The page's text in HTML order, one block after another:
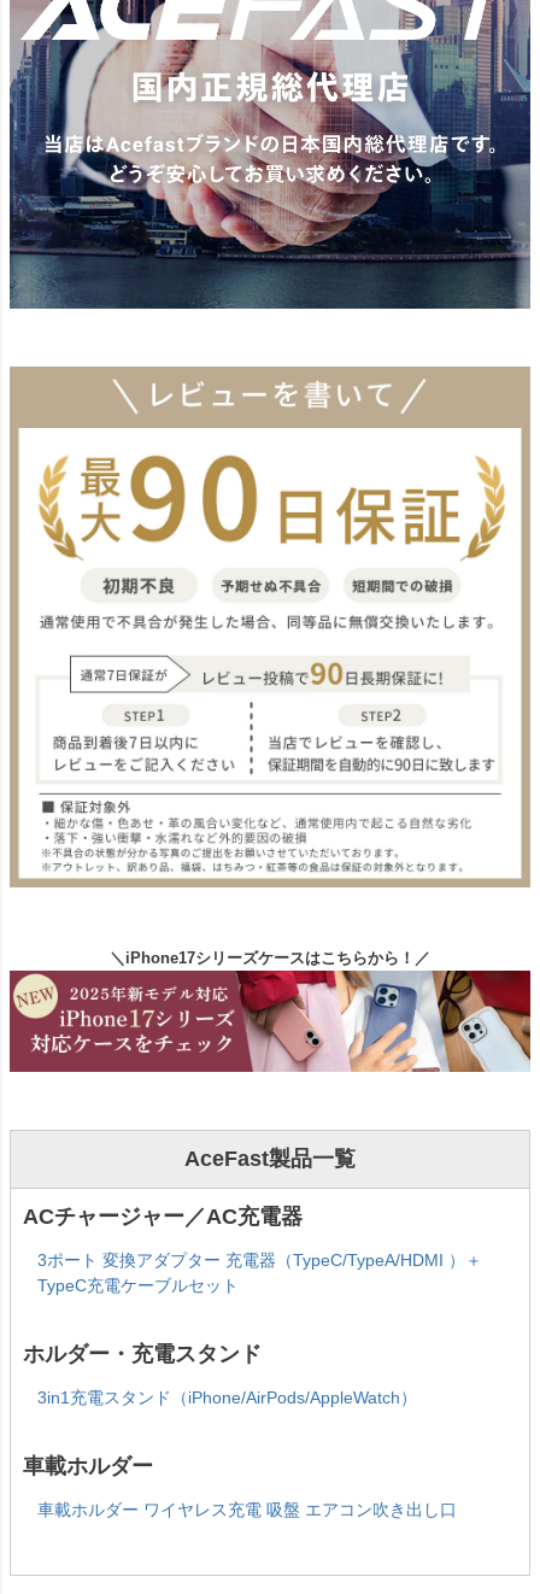
＼iPhone17シリーズケースはこちらから！／
AceFast製品一覧
ACチャージャー／AC充電器
3ポート 変換アダプター 充電器（TypeC/TypeA/HDMI ）＋
TypeC充電ケーブルセット
ホルダー・充電スタンド
3in1充電スタンド（iPhone/AirPods/AppleWatch）
車載ホルダー
車載ホルダー ワイヤレス充電 吸盤 エアコン吹き出し口